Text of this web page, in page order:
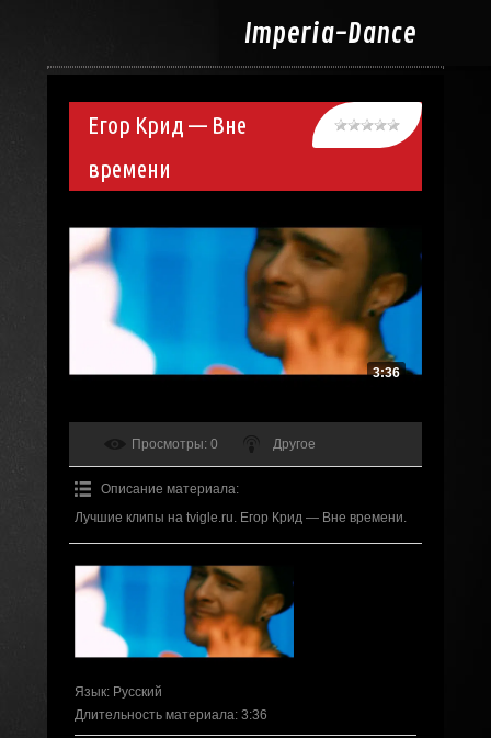
Imperia-Dance
Егор Крид — Вне
времени
3:36
Просмотры: 0 Другое
Описание материала:
Лучшие клипы на tvigle.ru. Егор Крид — Вне времени.
Язык: Русский
Длительность материала: 3:36